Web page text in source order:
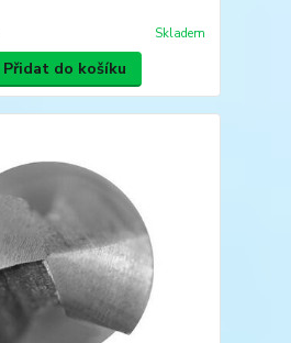
Skladem
Přidat do košíku